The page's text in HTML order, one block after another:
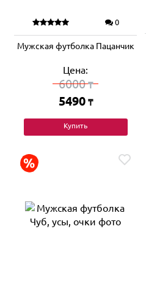
0
Мужская футболка Пацанчик
Цена:
6000₸
5490 ₸
Купить